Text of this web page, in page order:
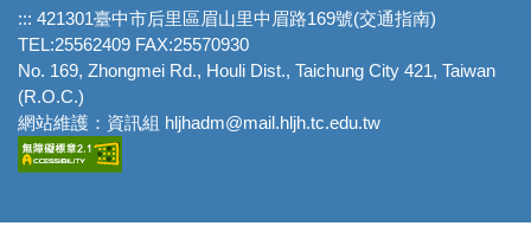
::: 421301臺中市后里區眉山里中眉路169號(交通指南)
TEL:25562409 FAX:25570930
No. 169, Zhongmei Rd., Houli Dist., Taichung City 421, Taiwan
(R.O.C.)
網站維護：資訊組 hljhadm@mail.hljh.tc.edu.tw